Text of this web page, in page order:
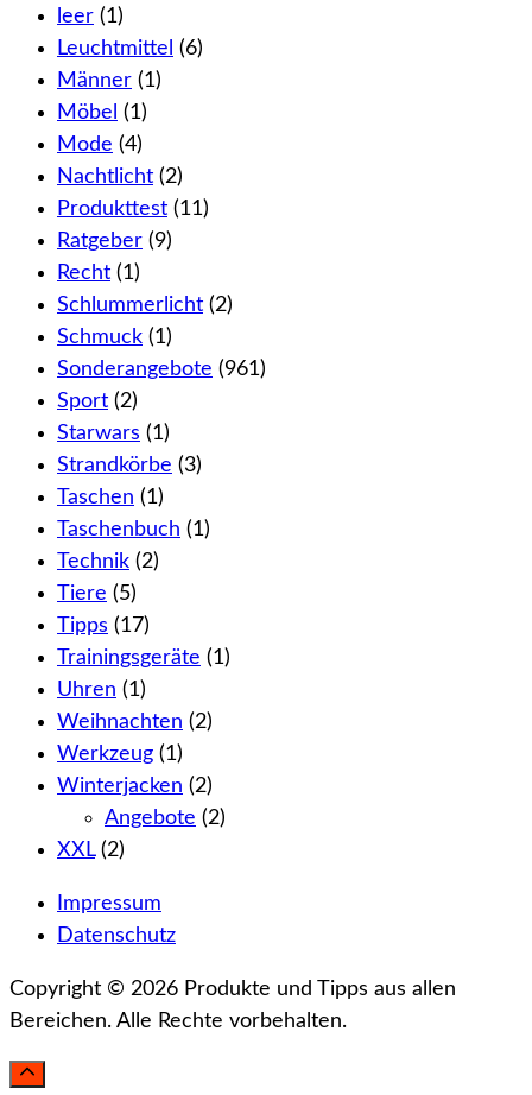
leer (1)
Leuchtmittel (6)
Männer (1)
Möbel (1)
Mode (4)
Nachtlicht (2)
Produkttest (11)
Ratgeber (9)
Recht (1)
Schlummerlicht (2)
Schmuck (1)
Sonderangebote (961)
Sport (2)
Starwars (1)
Strandkörbe (3)
Taschen (1)
Taschenbuch (1)
Technik (2)
Tiere (5)
Tipps (17)
Trainingsgeräte (1)
Uhren (1)
Weihnachten (2)
Werkzeug (1)
Winterjacken (2)
Angebote (2)
XXL(2)
Impressum
Datenschutz
Copyright © 2026 Produkte und Tipps aus allen
Bereichen. Alle Rechte vorbehalten.